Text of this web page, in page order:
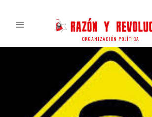
ORGANIZACIÓN POLÍTICA